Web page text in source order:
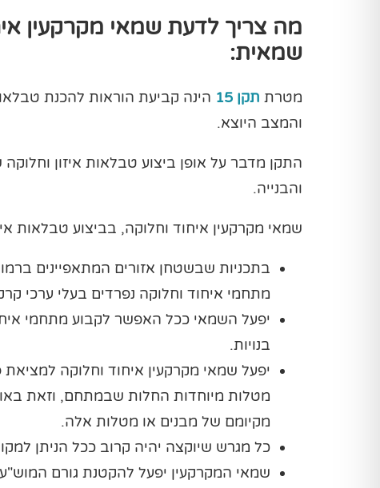
שמאית:
מטרת תקן 15
הינה קביעת הוראות להכנת
והמצב היוצא.
התקן מדבר על אופן ביצוע טבלאות איזון
והבנייה.
שמאי מקרקעין איחוד וחלוקה, בביצוע טבלאות
בתכניות שבשטחן אזורים המתאפיינים
מתחמי איחוד וחלוקה נפרדים בעלי ערכי
יפעל השמאי ככל האפשר לקבוע מתחמי
בנויות.
יפעל שמאי מקרקעין איחוד וחלוקה
מטלות מיוחדות החלות שבמתחם, וזאת
מקיומם של מבנים או מטלות אלה.
כל מגרש שיוקצה יהיה קרוב ככל הניתן
שמאי המקרקעין יפעל להקטנת גורם